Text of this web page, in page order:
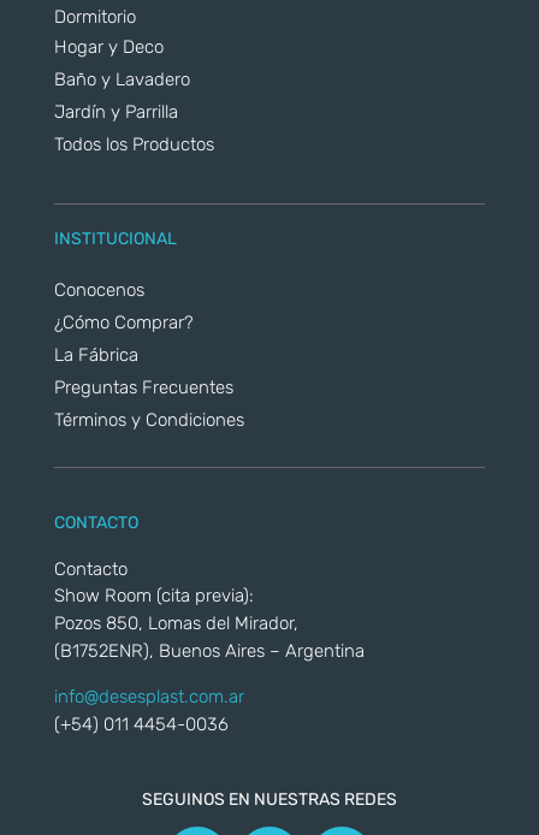
Dormitorio
Hogar y Deco
Baño y Lavadero
Jardín y Parrilla
Todos los Productos
INSTITUCIONAL
Conocenos
¿Cómo Comprar?
La Fábrica
Preguntas Frecuentes
Términos y Condiciones
CONTACTO
Contacto
Show Room (cita previa):
Pozos 850, Lomas del Mirador,
(B1752ENR), Buenos Aires – Argentina
info@desesplast.com.ar
(+54) 011 4454-0036
SEGUINOS EN NUESTRAS REDES